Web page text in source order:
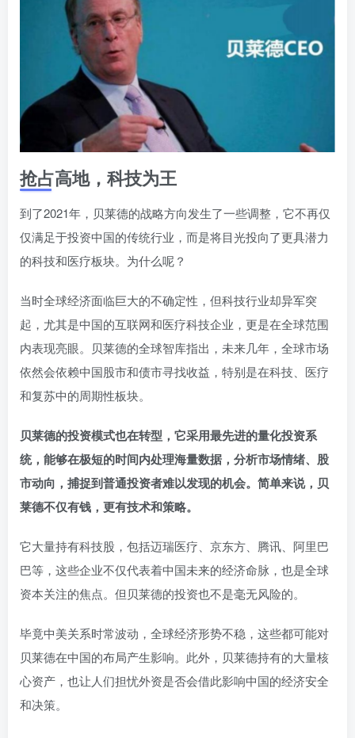
抢占高地，科技为王
到了2021年，贝莱德的战略方向发生了一些调整，它不再仅
仅满足于投资中国的传统行业，而是将目光投向了更具潜力
的科技和医疗板块。为什么呢？
当时全球经济面临巨大的不确定性，但科技行业却异军突
起，尤其是中国的互联网和医疗科技企业，更是在全球范围
内表现亮眼。贝莱德的全球智库指出，未来几年，全球市场
依然会依赖中国股市和债市寻找收益，特别是在科技、医疗
和复苏中的周期性板块。
贝莱德的投资模式也在转型，它采用最先进的量化投资系
统，能够在极短的时间内处理海量数据，分析市场情绪、股
市动向，捕捉到普通投资者难以发现的机会。简单来说，贝
莱德不仅有钱，更有技术和策略。
它大量持有科技股，包括迈瑞医疗、京东方、腾讯、阿里巴
巴等，这些企业不仅代表着中国未来的经济命脉，也是全球
资本关注的焦点。但贝莱德的投资也不是毫无风险的。
毕竟中美关系时常波动，全球经济形势不稳，这些都可能对
贝莱德在中国的布局产生影响。此外，贝莱德持有的大量核
心资产，也让人们担忧外资是否会借此影响中国的经济安全
和决策。